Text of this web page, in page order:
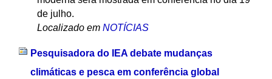
de julho.
Localizado em NOTÍCIAS
Pesquisadora do IEA debate mudanças
climáticas e pesca em conferência global